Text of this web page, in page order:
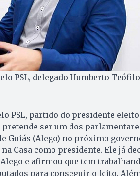
PSL, delegado Humberto
PSL, partido do presidente
ser um dos
Goiás (Alego) no próximo
Casa como presidente. Ele já
e afirmou que tem
para conseguir o feito.